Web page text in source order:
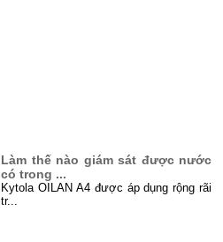
Làm thế nào giám sát được nước
có trong ...
Kytola OILAN A4 được áp dụng rộng rãi
tr...